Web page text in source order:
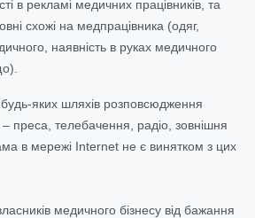
в рекламі медичних працівників, та
схожі на медпрацівника (одяг,
наявність в руках медичного
яких шляхів розповсюдження
преса, телебачення, радіо, зовнішня
в мережі Internet не є винятком з цих
медичного бізнесу від бажання